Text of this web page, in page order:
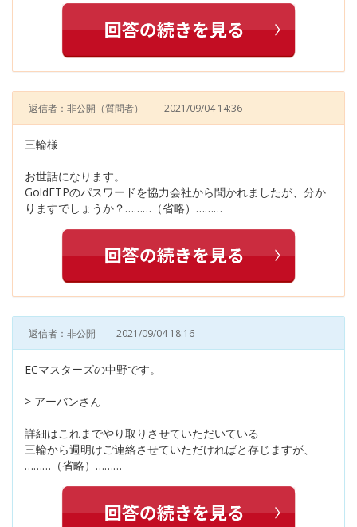
返信者：非公開 （質問者） 2021/09/04 14:36
三輪様
お世話になります。
GoldFTPのパスワードを協力会社から聞かれましたが、分か
りますでしょうか？………（省略）………
返信者：非公開 2021/09/04 18:16
ECマスターズの中野です。
> アーバンさん
詳細はこれまでやり取りさせていただいている
三輪から週明けご連絡させていただければと存じますが、
………（省略）………